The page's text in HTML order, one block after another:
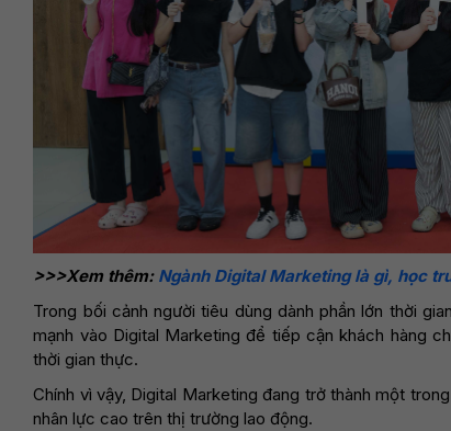
>>>Xem thêm:Ngành Digital Marketing là gì, học
Trong bối cảnh người tiêu dùng dành phần lớn thời
mạnh vào Digital Marketing để tiếp cận khách hàng
thời gian thực.
Chính vì vậy, Digital Marketing đang trở thành một
nhân lực cao trên thị trường lao động.